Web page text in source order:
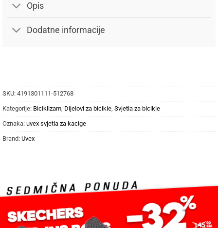
Opis
Dodatne informacije
SKU: 4191301111-512768
Kategorije: Biciklizam, Dijelovi za bicikle, Svjetla za bicikle
Oznaka: uvex svjetla za kacige
Brand: Uvex